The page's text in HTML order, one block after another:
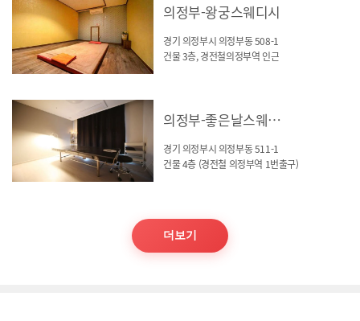
의정부-왕궁스웨디시
경기 의정부시 의정부동 508-1
건물 3층, 경전철의정부역 인근
의정부-좋은날스웨디시
경기 의정부시 의정부동 511-1
건물 4층 (경전철 의정부역 1번출구)
더보기